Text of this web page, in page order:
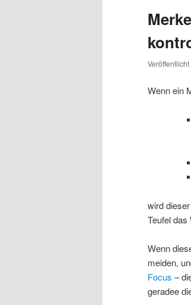
Veröffentlicht
Wenn ein
wird
Teufel
Wenn
meiden,
Focus –
geradee